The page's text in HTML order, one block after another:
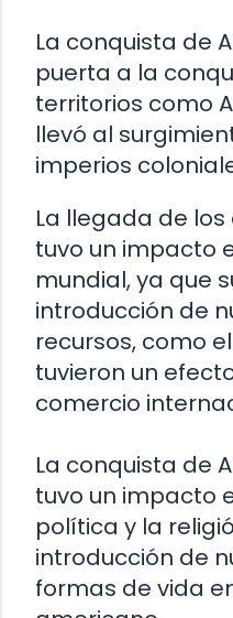
La conquista de
puerta a la
territorios como
llevó al
imperios
La llegada de
tuvo un impacto
mundial, ya que
introducción de
recursos, como
tuvieron un
comercio
La conquista de
tuvo un impacto
política y la
introducción de
formas de vida